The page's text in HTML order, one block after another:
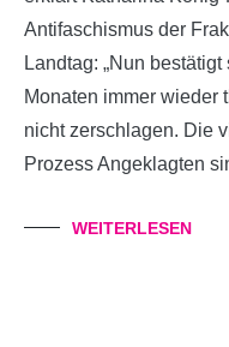
Antifaschismus der
Landtag: „Nun
Monaten immer wieder
nicht zerschlagen. Die
Prozess Angeklagten
WEITERLESEN